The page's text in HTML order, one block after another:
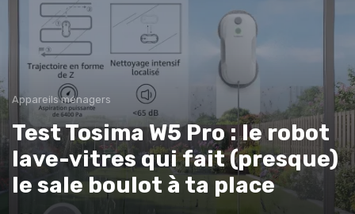
Appareils ménagers
Test Tosima W5 Pro : le robot
lave-vitres qui fait (presque)
le sale boulot à ta place